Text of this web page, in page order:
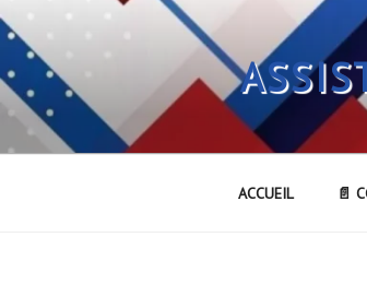
Aller
au
contenu
principal
ACCUEIL 📄